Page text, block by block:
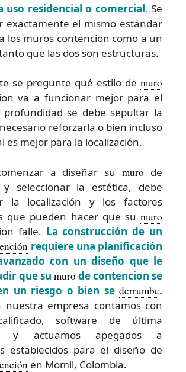
uso residencial o comercial. Se
exactamente el mismo estándar
los muros contencion como a un
que las dos son estructuras.
se pregunte qué estilo de muro
va a funcionar mejor para el
se debe sepultar la
reforzarla o bien incluso
es mejor para la localización.
a diseñar sumuro de
y seleccionar la estética, debe
la localización y los factores
que pueden hacer que su muro
falle. La construcción de un
requiere una planificación
con un diseño que le
que su muro de contencion se
un riesgo o bien se derrumbe.
nuestra empresa contamos con
software de última
y actuamos apegados a
establecidos para el diseño de
en Momil, Colombia.